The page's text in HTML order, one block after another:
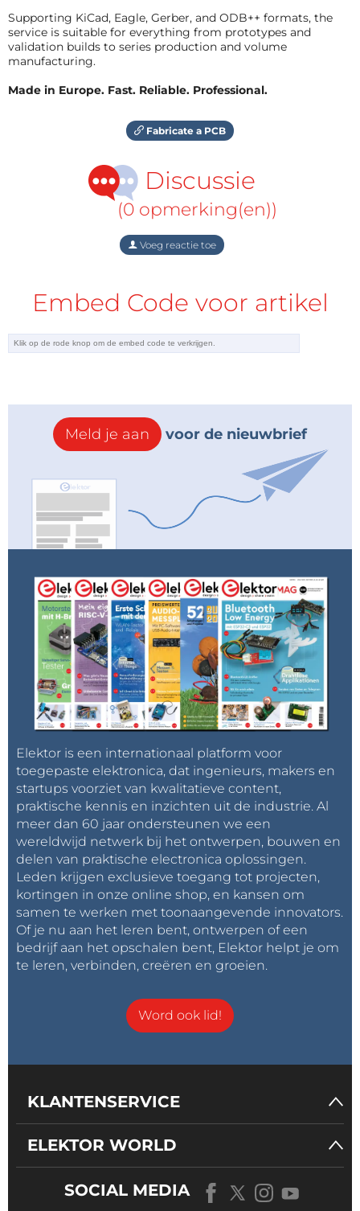
Supporting KiCad, Eagle, Gerber, and ODB++ formats, the
service is suitable for everything from prototypes and
validation builds to series production and volume
manufacturing.
Made in Europe. Fast. Reliable. Professional.
Fabricate a PCB
Discussie
(0 opmerking(en))
Voeg reactie toe
Embed Code voor artikel
Meld je aan voor de nieuwbrief
Elektor is een internationaal platform voor
toegepaste elektronica, dat ingenieurs, makers en
startups voorziet van kwalitatieve content,
praktische kennis en inzichten uit de industrie. Al
meer dan 60 jaar ondersteunen we een
wereldwijd netwerk bij het ontwerpen, bouwen en
delen van praktische electronica oplossingen.
Leden krijgen exclusieve toegang tot projecten,
kortingen in onze online shop, en kansen om
samen te werken met toonaangevende innovators.
Of je nu aan het leren bent, ontwerpen of een
bedrijf aan het opschalen bent, Elektor helpt je om
te leren, verbinden, creëren en groeien.
Word ook lid!
KLANTENSERVICE
ELEKTOR WORLD
SOCIAL MEDIA